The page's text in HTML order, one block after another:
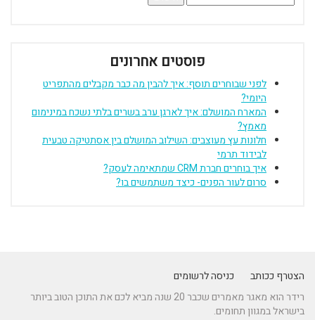
פוסטים אחרונים
לפני שבוחרים תוסף: איך להבין מה כבר מקבלים מהתפריט
היומי?
המארח המושלם: איך לארגן ערב בשרים בלתי נשכח במינימום
מאמץ?
חלונות עץ מעוצבים: השילוב המושלם בין אסתטיקה טבעית
לבידוד תרמי
איך בוחרים חברת CRM שמתאימה לעסק?
סרום לעור הפנים- כיצד משתמשים בו?
הצטרף ככותב
כניסה לרשומים
רידר הוא מאגר מאמרים שכבר 20 שנה מביא לכם את התוכן הטוב ביותר
בישראל במגוון תחומים.